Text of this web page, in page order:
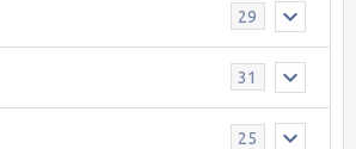
29
31
25